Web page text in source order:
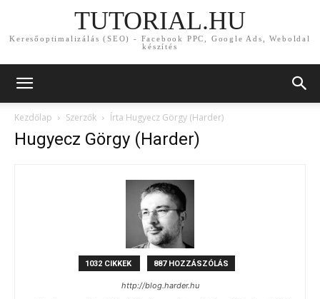
TUTORIAL.HU
Keresőoptimalizálás (SEO) - Facebook PPC, Google Ads, Weboldal
készítés
Kezdőlap Szerzők Írta Hugyecz Görgy (Harder)
Hugyecz Görgy (Harder)
1032 CIKKEK 887 HOZZÁSZÓLÁS
http://blog.harder.hu